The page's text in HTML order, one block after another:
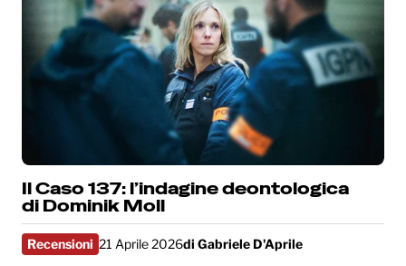
Il Caso 137: l’indagine deontologica
di Dominik Moll
Recensioni 21 Aprile 2026di Gabriele D'Aprile